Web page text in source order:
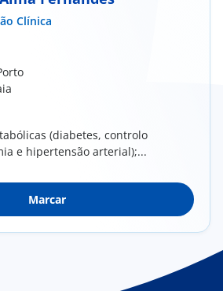
Clínica
(diabetes, controlo
e hipertensão arterial);...
Marcar